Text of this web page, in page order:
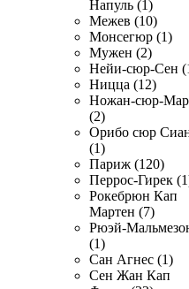
Напуль (1)
Межев (10)
Монсегюр (1)
Мужен (2)
Нейи-сюр-Сен
Ницца (12)
Ножан-сюр-
(2)
Орибо сюр
(1)
Париж (120)
Перрос-Гирек
Рокебрюн Кап
Мартен (7)
Рюэй-
(1)
Сан Агнес (1)
Сен Жан Кап